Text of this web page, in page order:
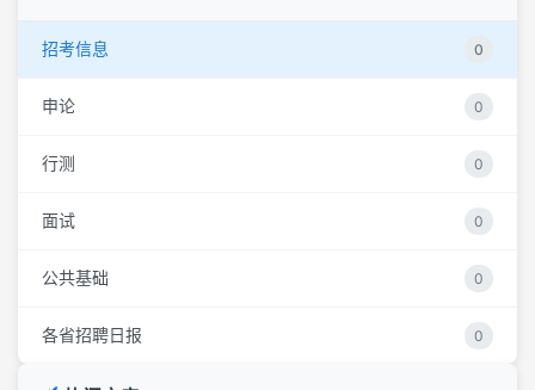
招考信息 0
申论 0
行测 0
面试 0
公共基础 0
各省招聘日报 0